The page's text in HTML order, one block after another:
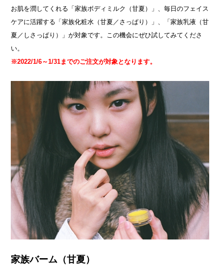
お肌を潤してくれる「家族ボディミルク（甘夏）」、毎日のフェイス
ケアに活躍する「家族化粧水（甘夏／さっぱり）」、「家族乳液（甘
夏／しさっぱり）」が対象です。この機会にぜひ試してみてくださ
い。
※2022/1/6～1/31までのご注文が対象となります。
家族バーム（甘夏）